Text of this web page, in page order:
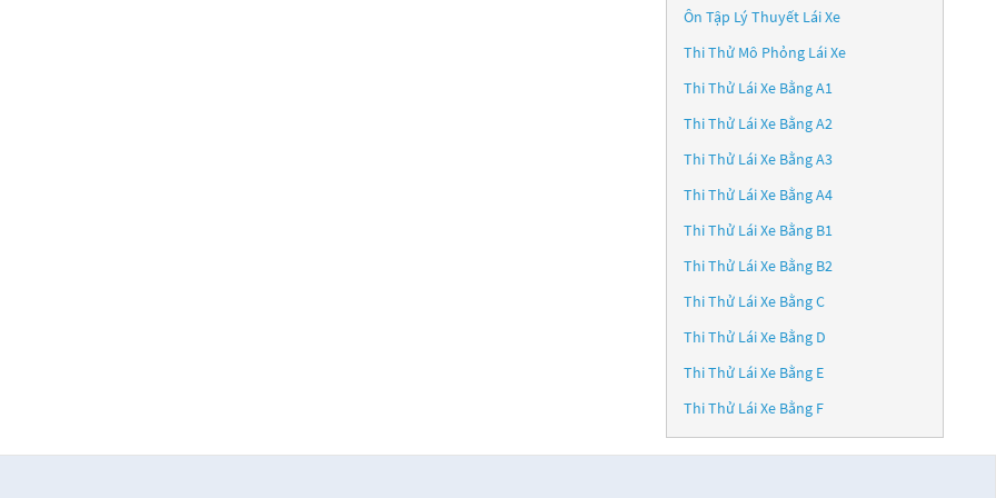
Ôn Tập Lý Thuyết Lái Xe
Thi Thử Mô Phỏng Lái Xe
Thi Thử Lái Xe Bằng A1
Thi Thử Lái Xe Bằng A2
Thi Thử Lái Xe Bằng A3
Thi Thử Lái Xe Bằng A4
Thi Thử Lái Xe Bằng B1
Thi Thử Lái Xe Bằng B2
Thi Thử Lái Xe Bằng C
Thi Thử Lái Xe Bằng D
Thi Thử Lái Xe Bằng E
Thi Thử Lái Xe Bằng F